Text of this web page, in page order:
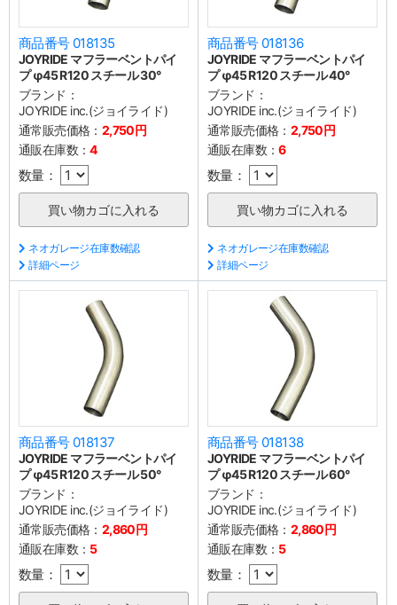
商品番号 018135
JOYRIDE マフラーベントパイ
プ φ45 R120 スチール 30°
ブランド：
JOYRIDE inc.(ジョイライド)
通常販売価格： 2,750円
通販在庫数：4
数量：
ネオガレージ在庫数確認
詳細ページ
商品番号 018136
JOYRIDE マフラーベントパイ
プ φ45 R120 スチール 40°
ブランド：
JOYRIDE inc.(ジョイライド)
通常販売価格： 2,750円
通販在庫数：6
数量：
ネオガレージ在庫数確認
詳細ページ
商品番号 018137
JOYRIDE マフラーベントパイ
プ φ45 R120 スチール 50°
ブランド：
JOYRIDE inc.(ジョイライド)
通常販売価格： 2,860円
通販在庫数： 5
数量：
商品番号 018138
JOYRIDE マフラーベントパイ
プ φ45 R120 スチール 60°
ブランド：
JOYRIDE inc.(ジョイライド)
通常販売価格： 2,860円
通販在庫数： 5
数量：